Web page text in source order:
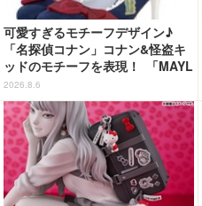
可愛すぎるモチーフデザイン♪
「名探偵コナン」コナン&怪盗キ
ッドのモチーフを表現！ 「MAYL
A」パンプスがセール実施中【3
0％オフセール】
2026.8.6